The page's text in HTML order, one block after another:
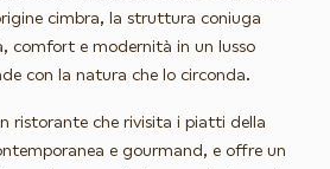
cimbra, la struttura coniuga
comfort e modernità in un lusso
con la natura che lo circonda.
ristorante che rivisita i piatti della
e gourmand, e offre un